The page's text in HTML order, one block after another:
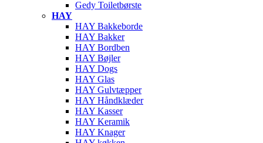
Gedy Toiletbørste
HAY
HAY Bakkeborde
HAY Bakker
HAY Bordben
HAY Bøjler
HAY Dogs
HAY Glas
HAY Gulvtæpper
HAY Håndklæder
HAY Kasser
HAY Keramik
HAY Knager